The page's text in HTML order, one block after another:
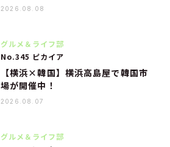
2026.08.08
グルメ＆ライフ部
No.345 ピカイア
【横浜×韓国】横浜高島屋で韓国市
場が開催中！
2026.08.07
グルメ＆ライフ部